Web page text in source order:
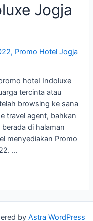
Jogja
, Promo Hotel Jogja
hoteI Indoluxe
tercinta atau
browsing ke sana
travel agent, bahkan
di halaman
menyediakan Promo
…
by Astra WordPress